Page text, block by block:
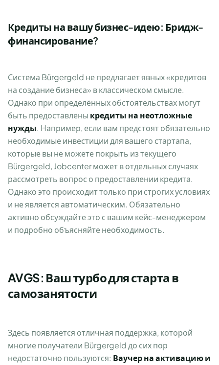
Кредиты на вашу бизнес-идею: Бридж-
финансирование?
Система Bürgergeld не предлагает явных «кредитов
на создание бизнеса» в классическом смысле.
Однако при определённых обстоятельствах могут
быть предоставлены кредиты на неотложные
нужды. Например, если вам предстоят обязательно
необходимые инвестиции для вашего стартапа,
которые вы не можете покрыть из текущего
Bürgergeld, Jobcenter может в отдельных случаях
рассмотреть вопрос о предоставлении кредита.
Однако это происходит только при строгих условиях
и не является автоматическим. Обязательно
активно обсуждайте это с вашим кейс-менеджером
и подробно объясняйте необходимость.
AVGS: Ваш турбо для старта в
самозанятости
Здесь появляется отличная поддержка, которой
многие получатели Bürgergeld до сих пор
недостаточно пользуются: Ваучер на активацию и